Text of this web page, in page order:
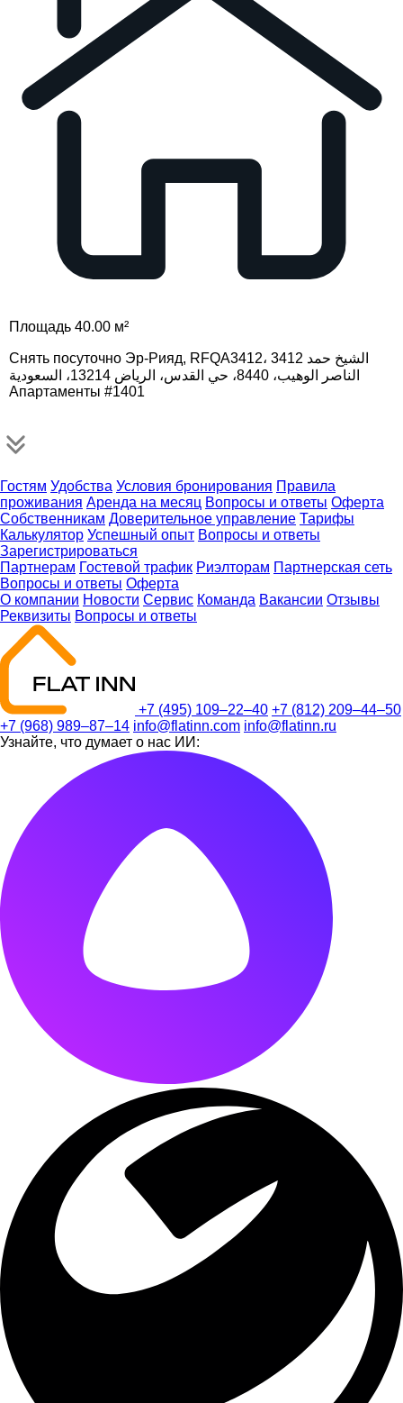
Площадь 40.00 м²
Снять посуточно Эр-Рияд, RFQA3412، 3412 الشيخ حمد
الناصر الوهيب، 8440، حي القدس، الرياض 13214، السعودية
Апартаменты #1401
Гостям Удобства Условия бронирования Правила
проживания Аренда на месяц Вопросы и ответы Оферта
Собственникам Доверительное управление Тарифы
Калькулятор Успешный опыт Вопросы и ответы
Зарегистрироваться
Партнерам Гостевой трафик Риэлторам Партнерская сеть
Вопросы и ответы Оферта
О компании Новости Сервис Команда Вакансии Отзывы
Реквизиты Вопросы и ответы
+7 (495) 109–22–40 +7 (812) 209–44–50
+7 (968) 989–87–14 info@flatinn.com info@flatinn.ru
Узнайте, что думает о нас ИИ: